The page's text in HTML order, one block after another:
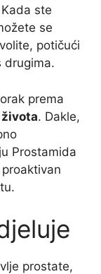
ste
se
potičući
drugima.
prema
. Dakle,
Prostamida
prostate,